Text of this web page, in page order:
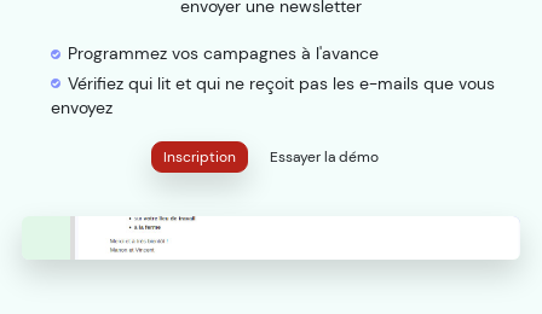
envoyer une newsletter
Programmez vos campagnes à l'avance
Vérifiez qui lit et qui ne reçoit pas les e-mails que vous
envoyez
Inscription Essayer la démo